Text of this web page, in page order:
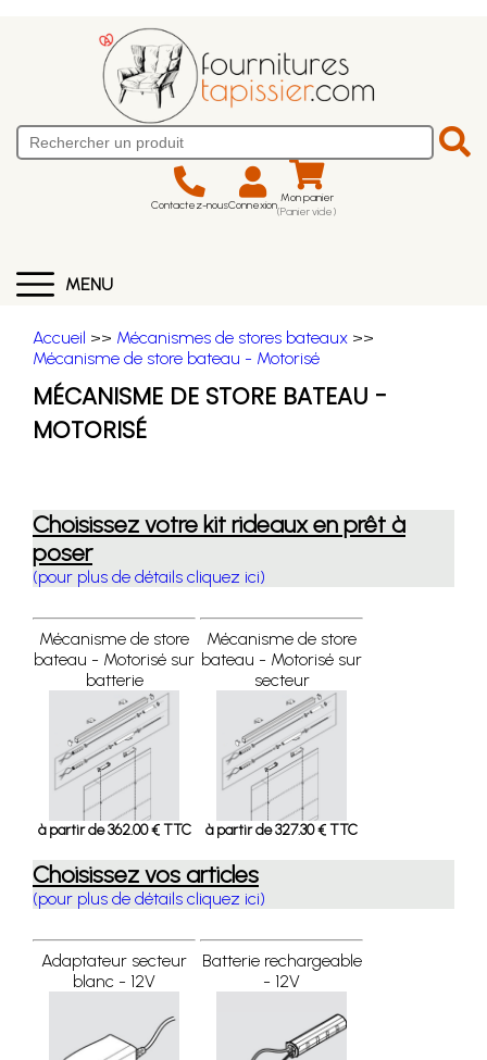
Contactez-nousConnexion Mon panier
(Panier vide)
MENU
Accueil >> Mécanismes de stores bateaux >>
Mécanisme de store bateau - Motorisé
MÉCANISME DE STORE BATEAU -
MOTORISÉ
Choisissez votre kit rideaux en prêt à
poser
(pour plus de détails cliquez ici)
Mécanisme de store
bateau - Motorisé sur
batterie
à partir de 362.00 € TTC
Mécanisme de store
bateau - Motorisé sur
secteur
à partir de 327.30 € TTC
Choisissez vos articles
(pour plus de détails cliquez ici)
Adaptateur secteur
blanc - 12V
Batterie rechargeable
- 12V